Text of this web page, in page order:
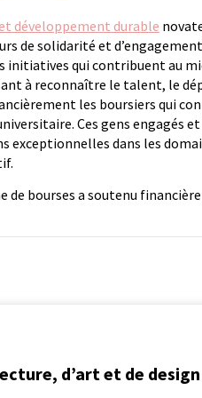
développement durable
de solidarité et
initiatives qui contribuent au
à reconnaître le talent, le
les boursiers qui
Ces gens engagés
exceptionnelles dans les
de bourses a soutenu
d’art et de design